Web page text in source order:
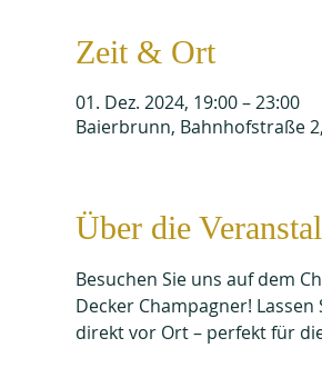
Zeit & Ort
01. Dez. 2024, 19:00 – 23:00
Baierbrunn, Bahnhofstraße
Über die
Besuchen Sie uns auf dem
Decker Champagner!
direkt vor Ort – perfekt für